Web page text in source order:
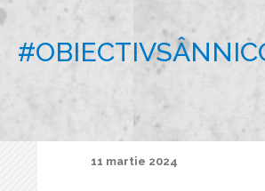
11 martie 2024